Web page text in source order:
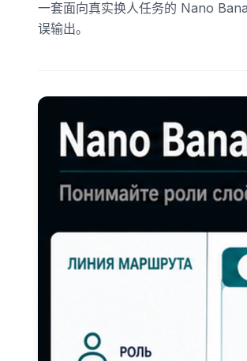
一套面向真实换人任务的 Nano
误输出。